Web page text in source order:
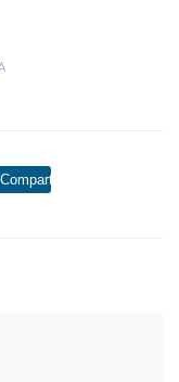
Comparte